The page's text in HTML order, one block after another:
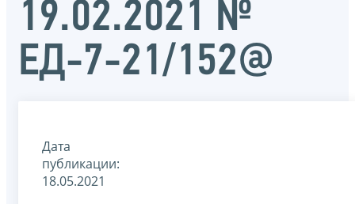
19.02.2021 №
ЕД-7-21/152@
Дата
публикации:
18.05.2021